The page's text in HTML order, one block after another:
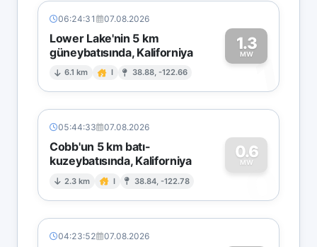
06:24:31 07.08.2026
Lower Lake'nin 5 km
güneybatısında, Kaliforniya
6.1 km I 38.88, -122.66
1.3
MW1
05:44:33 07.08.2026
Cobb'un 5 km batı-
kuzeybatısında, Kaliforniya
2.3 km I 38.84, -122.78
0.6
MW
0
04:23:52 07.08.2026